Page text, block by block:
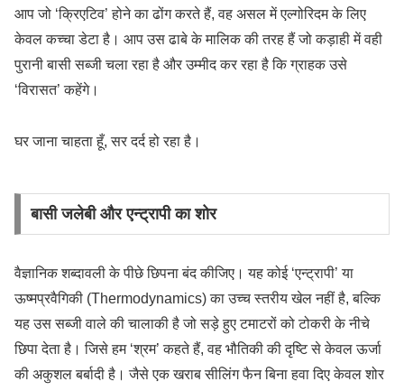
आप जो ‘क्रिएटिव’ होने का ढोंग करते हैं, वह असल में एल्गोरिदम के लिए
केवल कच्चा डेटा है। आप उस ढाबे के मालिक की तरह हैं जो कड़ाही में वही
पुरानी बासी सब्जी चला रहा है और उम्मीद कर रहा है कि ग्राहक उसे
‘विरासत’ कहेंगे।
घर जाना चाहता हूँ, सर दर्द हो रहा है।
बासी जलेबी और एन्ट्रापी का शोर
वैज्ञानिक शब्दावली के पीछे छिपना बंद कीजिए। यह कोई ‘एन्ट्रापी’ या
ऊष्मप्रवैगिकी (Thermodynamics) का उच्च स्तरीय खेल नहीं है, बल्कि
यह उस सब्जी वाले की चालाकी है जो सड़े हुए टमाटरों को टोकरी के नीचे
छिपा देता है। जिसे हम ‘श्रम’ कहते हैं, वह भौतिकी की दृष्टि से केवल ऊर्जा
की अकुशल बर्बादी है। जैसे एक खराब सीलिंग फैन बिना हवा दिए केवल शोर